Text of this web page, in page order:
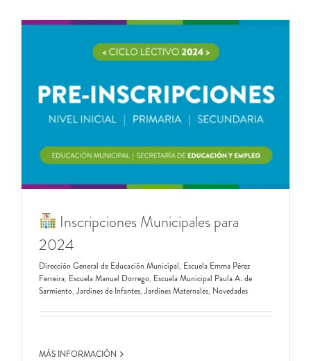
Inscripciones Municipales para
2024
Dirección General de Educación Municipal, Escuela Emma Pérez
Ferreira, Escuela Manuel Dorrego, Escuela Municipal Paula A. de
Sarmiento, Jardines de Infantes, Jardines Maternales, Novedades
MÁS INFORMACIÓN